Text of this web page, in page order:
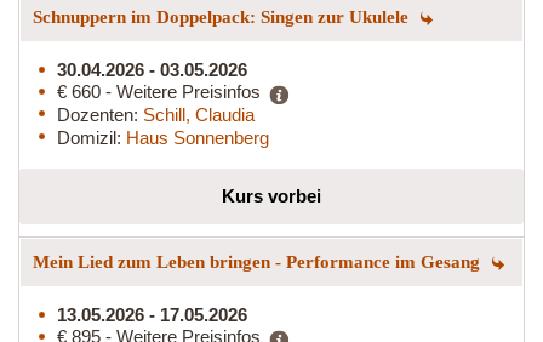
Schnuppern im Doppelpack: Singen zur Ukulele
30.04.2026 - 03.05.2026
€ 660 - Weitere Preisinfos
Dozenten: Schill, Claudia
Domizil: Haus Sonnenberg
Kurs vorbei
Mein Lied zum Leben bringen - Performance im Gesang
13.05.2026 - 17.05.2026
€ 895 - Weitere Preisinfos